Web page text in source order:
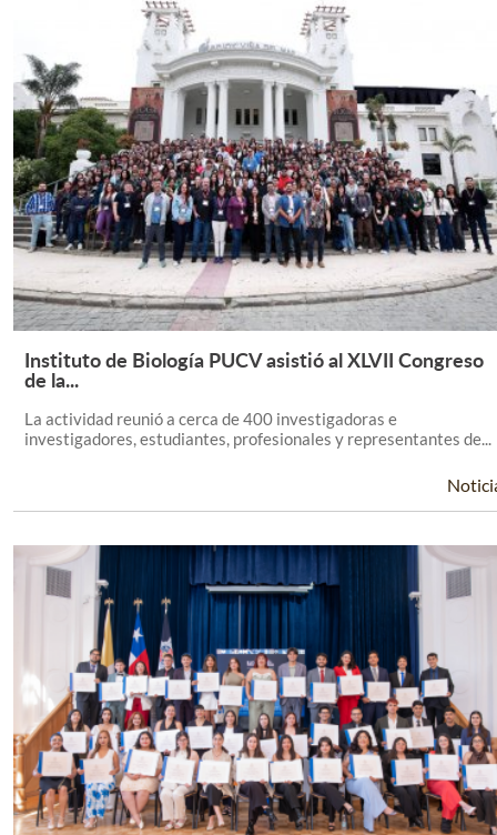
Leer Más +
Instituto de Biología PUCV asistió al XLVII Congreso
de la...
La actividad reunió a cerca de 400 investigadoras e
investigadores, estudiantes, profesionales y representantes de...